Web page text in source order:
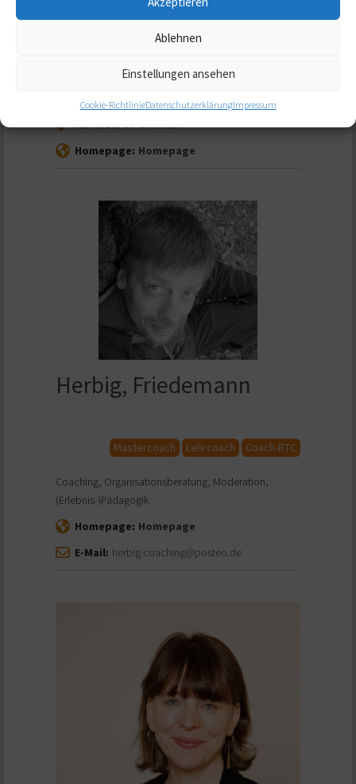
Ablehnen
Einstellungen ansehen
Cookie-RichtlinieDatenschutzerklärungImpressum
Schlegel, Verena
Coach DGfC, Diplom Sozialarbeiterin / -pädagogin
FH, Einrichtungsleiterin einer Kita
Adresse: 36419Geisa
Homepage: Homepage
Herbig, Friedemann
Mastercoach Lehrcoach Coach-RTC
Coaching, Organisationsberatung, Moderation,
(Erlebnis-)Pädagogik
Homepage: Homepage
E-Mail: herbig.coaching@posteo.de